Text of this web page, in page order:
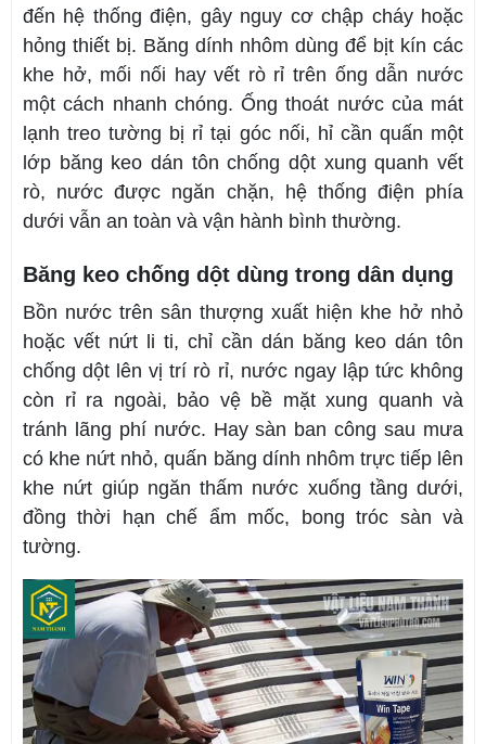
đến hệ thống điện, gây nguy cơ chập cháy hoặc
hỏng thiết bị. Băng dính nhôm dùng để bịt kín các
khe hở, mối nối hay vết rò rỉ trên ống dẫn nước
một cách nhanh chóng. Ống thoát nước của mát
lạnh treo tường bị rỉ tại góc nối, hỉ cần quấn một
lớp băng keo dán tôn chống dột xung quanh vết
rò, nước được ngăn chặn, hệ thống điện phía
dưới vẫn an toàn và vận hành bình thường.
Băng keo chống dột dùng trong dân dụng
Bồn nước trên sân thượng xuất hiện khe hở nhỏ
hoặc vết nứt li ti, chỉ cần dán băng keo dán tôn
chống dột lên vị trí rò rỉ, nước ngay lập tức không
còn rỉ ra ngoài, bảo vệ bề mặt xung quanh và
tránh lãng phí nước. Hay sàn ban công sau mưa
có khe nứt nhỏ, quấn băng dính nhôm trực tiếp lên
khe nứt giúp ngăn thấm nước xuống tầng dưới,
đồng thời hạn chế ẩm mốc, bong tróc sàn và
tường.